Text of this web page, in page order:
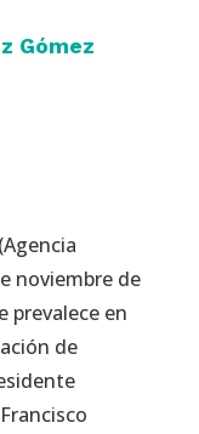
Gómez
noviembre de
prevalece en
de